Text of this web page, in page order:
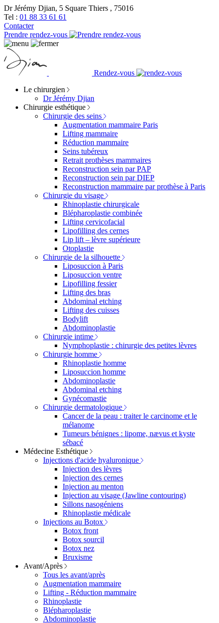
Dr Jérémy Djian, 5 Square Thiers , 75016
Tel : 01 88 33 61 61
Contacter
Prendre rendez-vous
Rendez-vous
Le chirurgien
Dr Jérémy Djian
Chirurgie esthétique
Chirurgie des seins
Augmentation mammaire Paris
Lifting mammaire
Réduction mammaire
Seins tubéreux
Retrait prothèses mammaires
Reconstruction sein par PAP
Reconstruction sein par DIEP
Reconstruction mammaire par prothèse à Paris
Chirurgie du visage
Rhinoplastie chirurgicale
Blépharoplastie combinée
Lifting cervicofacial
Lipofilling des cernes
Lip lift – lèvre supérieure
Otoplastie
Chirurgie de la silhouette
Liposuccion à Paris
Liposuccion ventre
Lipofilling fessier
Lifting des bras
Abdominal etching
Lifting des cuisses
Bodylift
Abdominoplastie
Chirurgie intime
Nymphoplastie : chirurgie des petites lèvres
Chirurgie homme
Rhinoplastie homme
Liposuccion homme
Abdominoplastie
Abdominal etching
Gynécomastie
Chirurgie dermatologique
Cancer de la peau : traiter le carcinome et le
mélanome
Tumeurs bénignes : lipome, nævus et kyste
sébacé
Médecine Esthétique
Injections d'acide hyaluronique
Injection des lèvres
Injection des cernes
Injection au menton
Injection au visage (Jawline contouring)
Sillons nasogéniens
Rhinoplastie médicale
Injections au Botox
Botox front
Botox sourcil
Botox nez
Bruxisme
Avant/Après
Tous les avant/après
Augmentation mammaire
Lifting - Réduction mammaire
Rhinoplastie
Blépharoplastie
Abdominoplastie